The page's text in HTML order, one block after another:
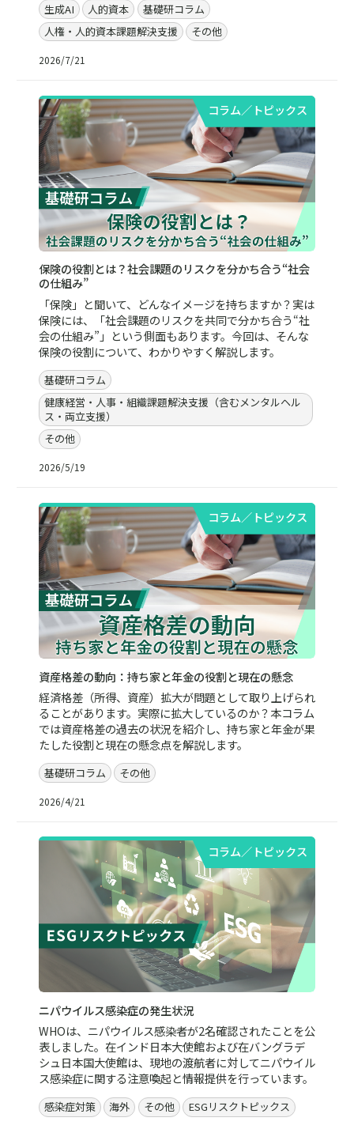
生成AI 人的資本
基礎研コラム
人権・人的資本課題解決支援
その他
2026/7/21
コラム／トピックス
保険の役割とは？社会課題のリスクを分かち合う“社会
の仕組み”
「保険」と聞いて、どんなイメージを持ちますか？実は
保険には、「社会課題のリスクを共同で分かち合う“社
会の仕組み”」という側面もあります。今回は、そんな
保険の役割について、わかりやすく解説します。
基礎研コラム
健康経営・人事・組織課題解決支援（含むメンタルヘル
ス・両立支援）
その他
2026/5/19
コラム／トピックス
資産格差の動向：持ち家と年金の役割と現在の懸念
経済格差（所得、資産）拡大が問題として取り上げられ
ることがあります。実際に拡大しているのか？本コラム
では資産格差の過去の状況を紹介し、持ち家と年金が果
たした役割と現在の懸念点を解説します。
基礎研コラム その他
2026/4/21
コラム／トピックス
ニパウイルス感染症の発生状況
WHOは、ニパウイルス感染者が2名確認されたことを公
表しました。在インド日本大使館および在バングラデ
シュ日本国大使館は、現地の渡航者に対してニパウイル
ス感染症に関する注意喚起と情報提供を行っています。
感染症対策 海外 その他 ESGリスクトピックス